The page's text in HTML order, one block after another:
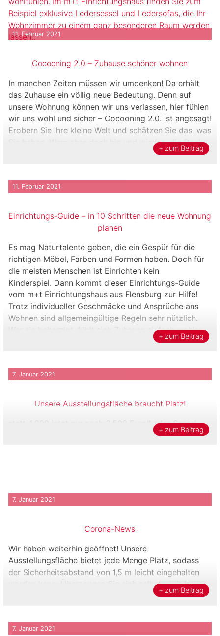
11. Februar 2021
Cocooning 2.0 – Zuhause schöner wohnen
In manchen Zeiten müssen wir umdenken! Da erhält
das Zuhause ein völlig neue Bedeutung. Denn auf
unsere Wohnung können wir uns verlassen, hier fühlen
wir uns wohl und sicher – Cocooning 2.0. ist angesagt!
Erobern Sie Ihre kleine Welt und schätzen Sie das, was
Sie haben. Wem aber doch hin und wieder „die Decke
+ zum Beitrag
11. Februar 2021
Einrichtungs-Guide – in 10 Schritten die neue Wohnung
planen
Es mag Naturtalente geben, die ein Gespür für die
richtigen Möbel, Farben und Formen haben. Doch für
die meisten Menschen ist Einrichten kein
Kinderspiel. Dann kommt dieser Einrichtungs-Guide
vom m+t Einrichtungshaus aus Flensburg zur Hilfe!
Trotz individueller Geschmäcke und Ansprüche ans
Wohnen sind allgemeingültige Regeln sehr nützlich.
Wer sie beherzigt, fühlt sich Zuhause einfach wohler
+ zum Beitrag
7. Januar 2021
Unsere Ausstellungsfläche braucht Platz!
statt 4.999 jetzt nur noch 3.500 Euro!Leder-Sessel –
+ zum Beitrag
7. Januar 2021
Corona-News
Wir haben weiterhin geöffnet! Unsere
Ausstellungsfläche bietet jede Menge Platz, sodass
der Sicherheitsabstand von 1,5 m leicht eingehalten
werden kann. Überzeugen Sie sich selbst – wir freuen
uns auf Ihren Besuch und beraten Sie gern!
+ zum Beitrag
7. Januar 2021